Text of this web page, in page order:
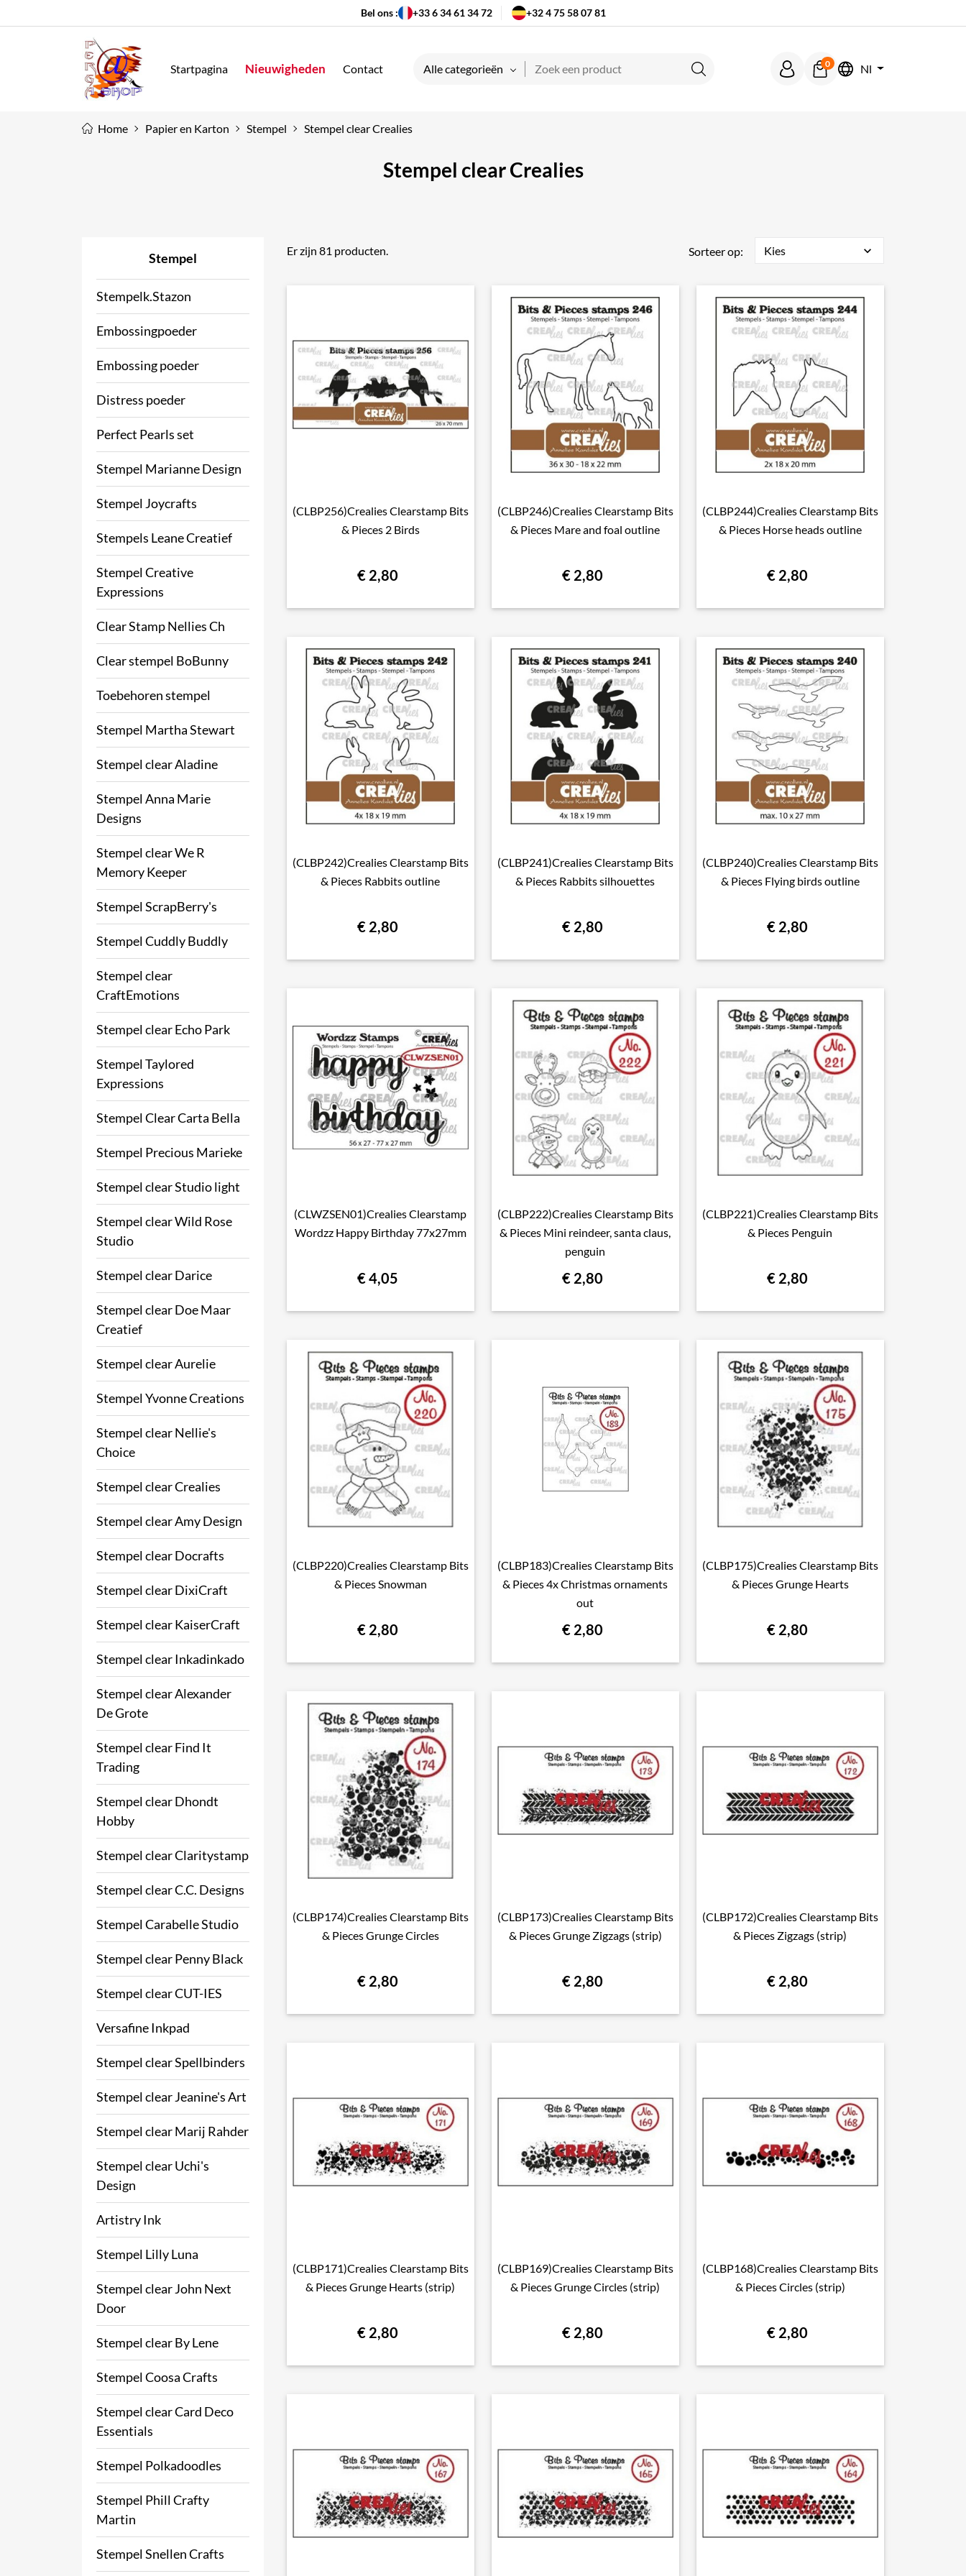
Bel ons : +33 6 34 61 34 72 +32 4 75 58 07 81
Startpagina Nieuwigheden Contact Alle categorieën
Zoeken
0 Nl
Home Papier en Karton Stempel Stempel clear Crealies
Stempel clear Crealies
Stempel
Stempelk.Stazon
Embossingpoeder
Embossing poeder
Distress poeder
Perfect Pearls set
Stempel Marianne Design
Stempel Joycrafts
Stempels Leane Creatief
Stempel Creative
Expressions
Clear Stamp Nellies Ch
Clear stempel BoBunny
Toebehoren stempel
Stempel Martha Stewart
Stempel clear Aladine
Stempel Anna Marie
Designs
Stempel clear We R
Memory Keeper
Stempel ScrapBerry's
Stempel Cuddly Buddly
Stempel clear
CraftEmotions
Stempel clear Echo Park
Stempel Taylored
Expressions
Stempel Clear Carta Bella
Stempel Precious Marieke
Stempel clear Studio light
Stempel clear Wild Rose
Studio
Stempel clear Darice
Stempel clear Doe Maar
Creatief
Stempel clear Aurelie
Stempel Yvonne Creations
Stempel clear Nellie's
Choice
Stempel clear Crealies
Stempel clear Amy Design
Stempel clear Docrafts
Stempel clear DixiCraft
Stempel clear KaiserCraft
Stempel clear Inkadinkado
Stempel clear Alexander
De Grote
Stempel clear Find It
Trading
Stempel clear Dhondt
Hobby
Stempel clear Claritystamp
Stempel clear C.C. Designs
Stempel Carabelle Studio
Stempel clear Penny Black
Stempel clear CUT-IES
Versafine Inkpad
Stempel clear Spellbinders
Stempel clear Jeanine's Art
Stempel clear Marij Rahder
Stempel clear Uchi's
Design
Artistry Ink
Stempel Lilly Luna
Stempel clear John Next
Door
Stempel clear By Lene
Stempel Coosa Crafts
Stempel clear Card Deco
Essentials
Stempel Polkadoodles
Stempel Phill Crafty
Martin
Stempel Snellen Crafts
Er zijn 81 producten. Sorteer op: Kies expand_more
 Snel bekijken
(CLBP256)Crealies Clearstamp Bits
& Pieces 2 Birds
€ 2,80
 Snel bekijken
(CLBP246)Crealies Clearstamp Bits
& Pieces Mare and foal outline
€ 2,80
 Snel bekijken
(CLBP244)Crealies Clearstamp Bits
& Pieces Horse heads outline
€ 2,80
 Snel bekijken
(CLBP242)Crealies Clearstamp Bits
& Pieces Rabbits outline
€ 2,80
 Snel bekijken
(CLBP241)Crealies Clearstamp Bits
& Pieces Rabbits silhouettes
€ 2,80
 Snel bekijken
(CLBP240)Crealies Clearstamp Bits
& Pieces Flying birds outline
€ 2,80
 Snel bekijken
(CLWZSEN01)Crealies Clearstamp
Wordzz Happy Birthday 77x27mm
€ 4,05
 Snel bekijken
(CLBP222)Crealies Clearstamp Bits
& Pieces Mini reindeer, santa claus,
penguin
€ 2,80
 Snel bekijken
(CLBP221)Crealies Clearstamp Bits
& Pieces Penguin
€ 2,80
 Snel bekijken
(CLBP220)Crealies Clearstamp Bits
& Pieces Snowman
€ 2,80
 Snel bekijken
(CLBP183)Crealies Clearstamp Bits
& Pieces 4x Christmas ornaments
out
€ 2,80
 Snel bekijken
(CLBP175)Crealies Clearstamp Bits
& Pieces Grunge Hearts
€ 2,80
 Snel bekijken
(CLBP174)Crealies Clearstamp Bits
& Pieces Grunge Circles
€ 2,80
 Snel bekijken
(CLBP173)Crealies Clearstamp Bits
& Pieces Grunge Zigzags (strip)
€ 2,80
 Snel bekijken
(CLBP172)Crealies Clearstamp Bits
& Pieces Zigzags (strip)
€ 2,80
 Snel bekijken
(CLBP171)Crealies Clearstamp Bits
& Pieces Grunge Hearts (strip)
€ 2,80
 Snel bekijken
(CLBP169)Crealies Clearstamp Bits
& Pieces Grunge Circles (strip)
€ 2,80
 Snel bekijken
(CLBP168)Crealies Clearstamp Bits
& Pieces Circles (strip)
€ 2,80